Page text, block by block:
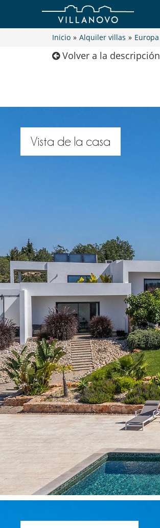
Inicio » Alquiler villas » Europa
Volver a la descripción
Vista de la casa